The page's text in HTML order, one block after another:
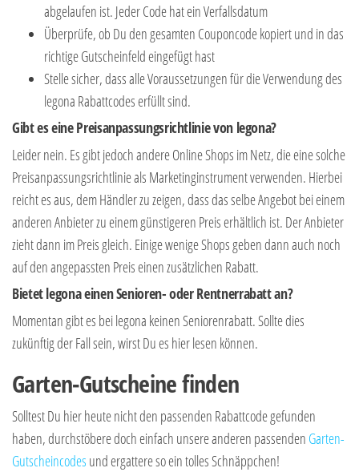
abgelaufen ist. Jeder Code hat ein Verfallsdatum
Überprüfe, ob Du den gesamten Couponcode kopiert und in das
richtige Gutscheinfeld eingefügt hast
Stelle sicher, dass alle Voraussetzungen für die Verwendung des
legona Rabattcodes erfüllt sind.
Gibt es eine Preisanpassungsrichtlinie von legona?
Leider nein. Es gibt jedoch andere Online Shops im Netz, die eine solche
Preisanpassungsrichtlinie als Marketinginstrument verwenden. Hierbei
reicht es aus, dem Händler zu zeigen, dass das selbe Angebot bei einem
anderen Anbieter zu einem günstigeren Preis erhältlich ist. Der Anbieter
zieht dann im Preis gleich. Einige wenige Shops geben dann auch noch
auf den angepassten Preis einen zusätzlichen Rabatt.
Bietet legona einen Senioren- oder Rentnerrabatt an?
Momentan gibt es bei legona keinen Seniorenrabatt. Sollte dies
zukünftig der Fall sein, wirst Du es hier lesen können.
Garten-Gutscheine finden
Solltest Du hier heute nicht den passenden Rabattcode gefunden
haben, durchstöbere doch einfach unsere anderen passenden Garten-
Gutscheincodes und ergattere so ein tolles Schnäppchen!